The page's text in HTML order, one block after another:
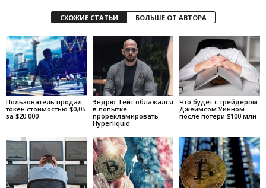
СХОЖИЕ СТАТЬИ БОЛЬШЕ ОТ АВТОРА
Пользователь продал
токен стоимостью $0,05
за $20 000
Эндрю Тейт облажался
в попытке
прорекламировать
Hyperliquid
Что будет с трейдером
Джеймсом Уинном
после потери $100 млн